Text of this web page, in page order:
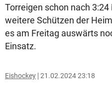
Torreigen schon nach
weitere Schützen der
es am Freitag auswärts
Einsatz.
Eishockey 21.02.2024 23:18